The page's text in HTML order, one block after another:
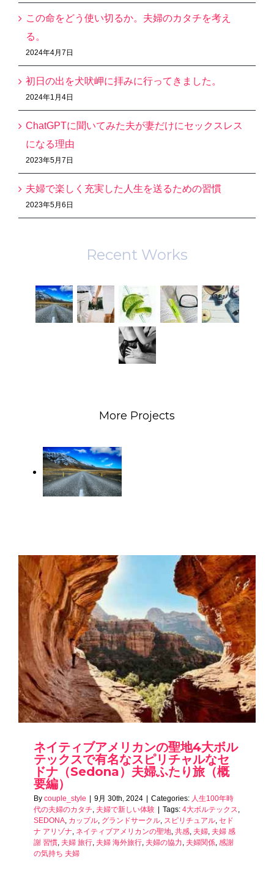
この命をどう使い切るか。夫婦のカタチを考え
る。
2024年4月7日
初日の出を犬吠岬に拝みに行ってきました。
2024年1月4日
ChatGPTに聞いてみた夫が妻だけにセックスレス
になる理由
2023年5月7日
夫婦で楽しく充実した人生を送るための習慣
2023年5月6日
Recent Works
More Projects
Self
enlightenment
Charging
time
Write a
book
ネイティブアメリカンの聖地4大ボル
テックスで有名なスピリチャルなセ
ドナ（Sedona）夫婦ふたり旅（概
要編）
By couple_style | 9月 30th, 2024 | Categories: 人生100年時
代の夫婦のカタチ, 夫婦で新しい体験 | Tags: 4大ボルテックス,
SEDONA, カップル, グランドサークル, スピリチュアル, セド
ナ アリゾナ, ネイティブアメリカンの聖地, 共感, 夫婦, 夫婦 感
謝 習慣, 夫婦 旅行, 夫婦 海外旅行, 夫婦の協力, 夫婦関係, 感謝
の気持ち 夫婦